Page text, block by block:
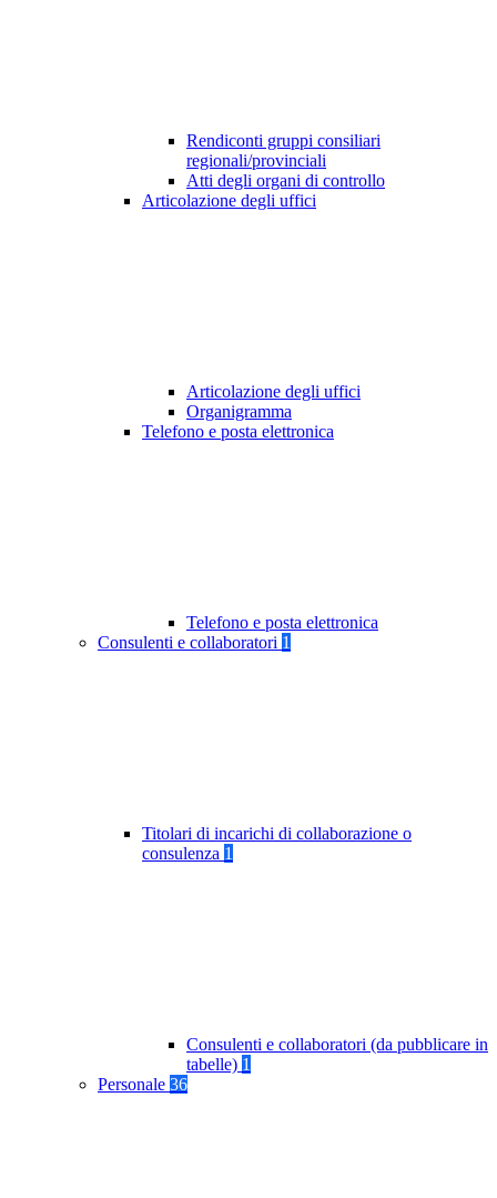
Rendiconti gruppi consiliari
regionali/provinciali
Atti degli organi di controllo
Articolazione degli uffici
Articolazione degli uffici
Organigramma
Telefono e posta elettronica
Telefono e posta elettronica
Consulenti e collaboratori 1
Titolari di incarichi di collaborazione o
consulenza 1
Consulenti e collaboratori (da pubblicare in
tabelle) 1
Personale 36